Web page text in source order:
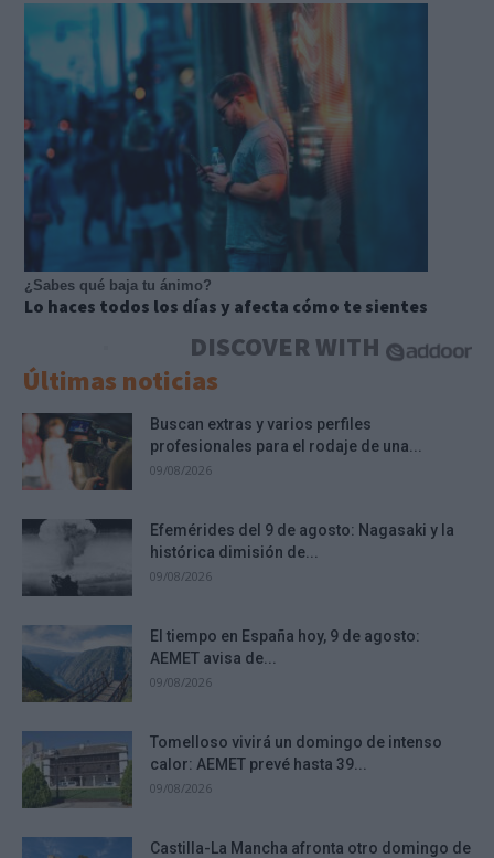
¿Sabes qué baja tu ánimo?
Lo haces todos los días y afecta cómo te sientes
DISCOVER WITH
Últimas noticias
Buscan extras y varios perfiles
profesionales para el rodaje de una...
09/08/2026
Efemérides del 9 de agosto: Nagasaki y la
histórica dimisión de...
09/08/2026
El tiempo en España hoy, 9 de agosto:
AEMET avisa de...
09/08/2026
Tomelloso vivirá un domingo de intenso
calor: AEMET prevé hasta 39...
09/08/2026
Castilla-La Mancha afronta otro domingo de